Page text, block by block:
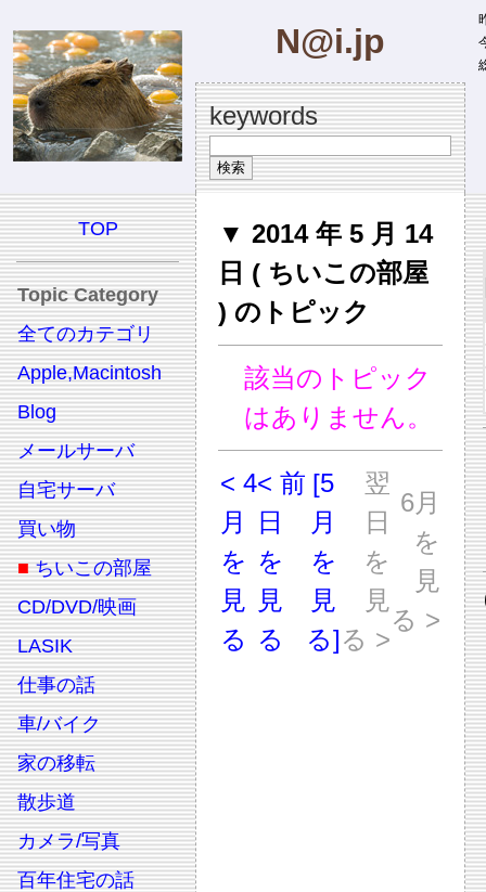
N@i.jp
keywords
TOP
Topic Category
全てのカテゴリ
Apple,Macintosh
Blog
メールサーバ
自宅サーバ
買い物
■ ちいこの部屋
CD/DVD/映画
LASIK
仕事の話
車/バイク
家の移転
散歩道
カメラ/写真
百年住宅の話
▼ 2014 年 5 月 14
日 ( ちいこの部屋
) のトピック
該当のトピック
はありません。
< 4
月
を
見
る
< 前
日
を
見
る
[5
月
を
見
る]
翌
日
を
見
る >
6月
を
見
る >